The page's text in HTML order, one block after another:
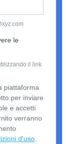
le
il link
piattaforma
per inviare
e accetti
verranno
d'uso